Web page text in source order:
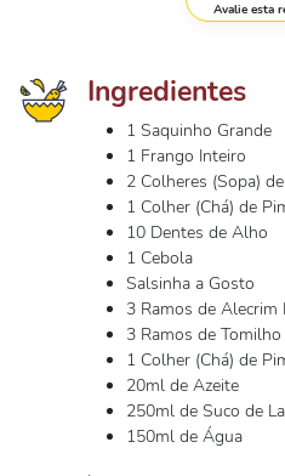
Avalie esta
Ingredientes
1 Saquinho Grande
1 Frango Inteiro
2 Colheres (Sopa)
1 Colher (Chá) de
10 Dentes de Alho
1 Cebola
Salsinha a Gosto
3 Ramos de Alecrim
3 Ramos de Tomilho
1 Colher (Chá) de
20ml de Azeite
250ml de Suco de
150ml de Água